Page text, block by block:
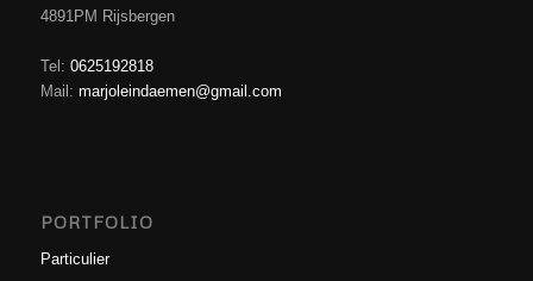
4891PM Rijsbergen
Tel: 0625192818
Mail: marjoleindaemen@gmail.com
PORTFOLIO
Particulier